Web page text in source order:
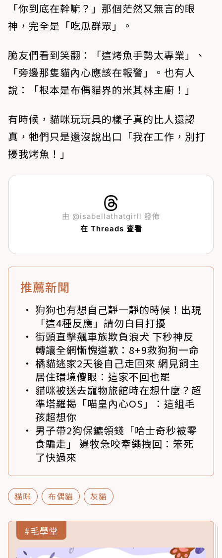
「你到底在幹嘛？」那個茫然又無言的眼
神，完全是「吃瓜群眾」。
脆友們看到笑翻：「這烤魚手勢太專業」、
「旁邊那隻貓內心應該在報警」。也有人
說：「根本是布偶貓界的米其林主廚！」
有時候，貓咪玩玩具的樣子真的比人還認
真，牠們只是還沒說出口「我在工作，別打
擾我烤魚！」
由 @isabellathatgirll 發佈
在 Threads 查看
推薦新聞
狗狗也有想自己靜一靜的時候！出現
「這4種反應」請勿白目打擾
街頭直擊飆車族欺負浪犬 下秒神反
轉讓全網慚愧道歉：8+9救狗狗一命
橘貓逃家2天後自己走回來 網見飼主
居住環境傻眼：這家不回也罷
貓咪被送去寵物旅館時在想什麼？超
準塔羅揭「喵皇內心OS」：這組毛
孩超想你
男子帶2狗保鑣領錢「哈士奇秒被零
食騙走」 邊牧急咬牽繩拽回：笨死
了快過來
貓咪 布偶貓 灰貓
#毛學堂